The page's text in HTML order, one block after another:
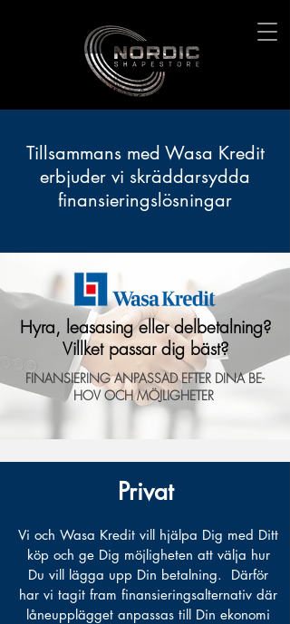
Tillsammans med Wasa Kredit
erbjuder vi skräddarsydda
finansieringslösningar
Hyra, leasasing eller delbetalning?
Villket passar dig bäst?
FIN­AN­SIER­ING AN­PAS­SAD EFTER DINA BE­
HOV OCH MÖJLIGHETER
Privat
Vi och Wasa Kredit vill hjälpa Dig med Ditt
köp och ge Dig möjligheten att välja hur
Du vill lägga upp Din betalning. Därför
har vi tagit fram finansieringsalternativ där
låneupplägget anpassas till Din ekonomi